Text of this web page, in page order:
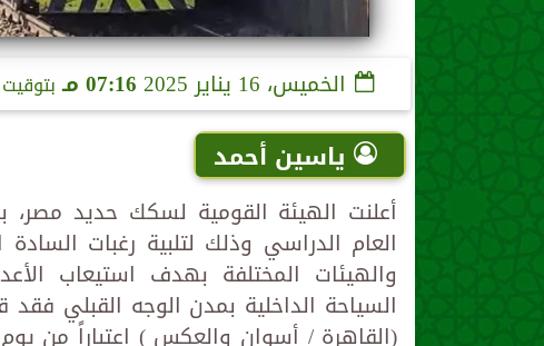
الخميس، 16 يناير 2025 07:16 مـ
ياسين أحمد
أعلنت الهيئة القومية لسكك حديد مصر،
العام الدراسي وذلك لتلبية رغبات
والهيئات المختلفة بهدف استيعاب